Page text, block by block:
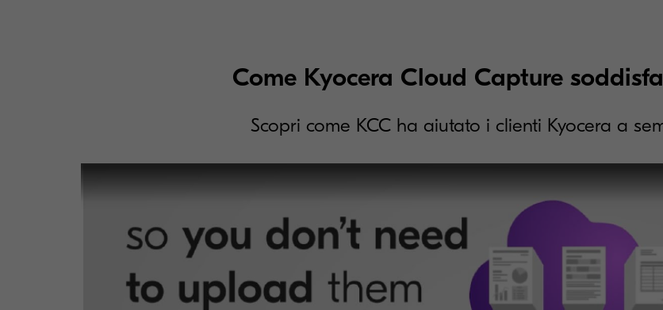
Come Kyocera Cloud Capture
Scopri come KCC ha aiutato i clienti Kyocera a